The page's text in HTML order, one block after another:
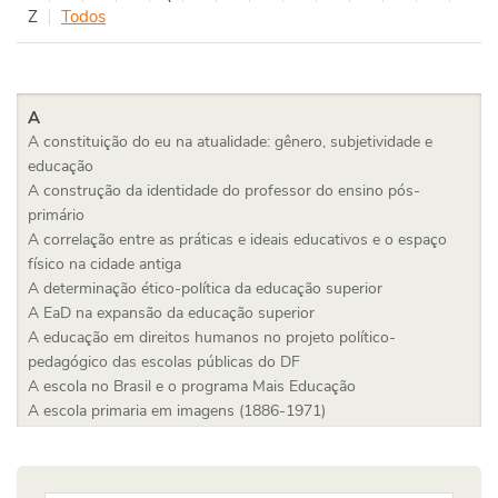
Z
Todos
A
A constituição do eu na atualidade: gênero, subjetividade e
educação
A construção da identidade do professor do ensino pós-
primário
A correlação entre as práticas e ideais educativos e o espaço
físico na cidade antiga
A determinação ético-política da educação superior
A EaD na expansão da educação superior
A educação em direitos humanos no projeto político-
pedagógico das escolas públicas do DF
A escola no Brasil e o programa Mais Educação
A escola primaria em imagens (1886-1971)